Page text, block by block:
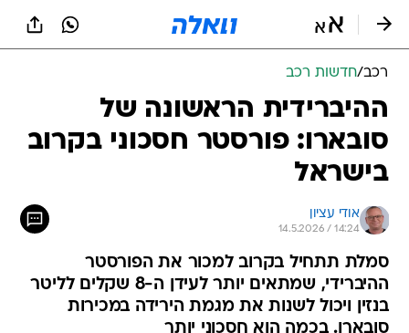
רכב/חדשות רכב
ההיברידית הראשונה של
סובארו: פורסטר חסכוני בקרוב
בישראל
אודי עציון
14.5.2026 / 14:24
סמלת תתחיל בקרוב למכור את הפורסטר
ההיברידי, שמתאים יותר לעידן ה-8 שקלים לליטר
בנזין ויכול לשנות את מגמת הירידה במכירות
סובארו. בכמה הוא חסכוני יותר